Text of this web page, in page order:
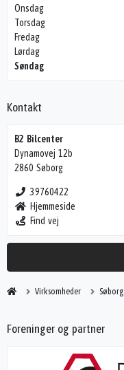
Onsdag
Torsdag
Fredag
Lørdag
Søndag
Kontakt
B2 Bilcenter
Dynamovej 12b
2860 Søborg
39760422
Hjemmeside
Find vej
Virksomheder Søborg
Foreninger og partner